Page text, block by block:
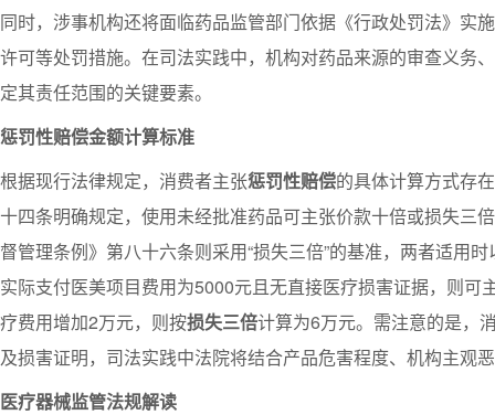
同时，涉事机构还将面临药品监管部门依据《行政处罚法》实
许可等处罚措施。在司法实践中，机构对药品来源的审查义务
定其责任范围的关键要素。
惩罚性赔偿金额计算标准
根据现行法律规定，消费者主张惩罚性赔偿的具体计算方式存
十四条明确规定，使用未经批准药品可主张价款十倍或损失三
督管理条例》第八十六条则采用“损失三倍”的基准，两者适用
实际支付医美项目费用为5000元且无直接医疗损害证据，则可
疗费用增加2万元，则按损失三倍计算为6万元。需注意的是，
及损害证明，司法实践中法院将结合产品危害程度、机构主观
医疗器械监管法规解读